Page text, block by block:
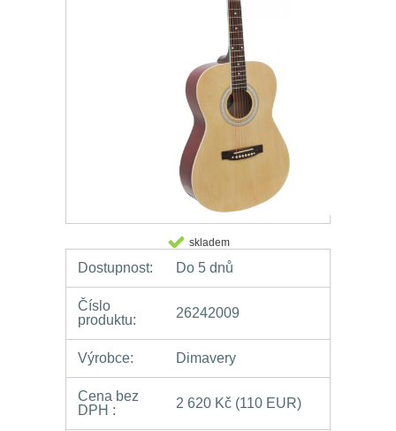
skladem
Dostupnost: Do 5 dnů
Číslo
produktu:
26242009
Výrobce: Dimavery
Cena bez
DPH :
2 620 Kč (110 EUR)